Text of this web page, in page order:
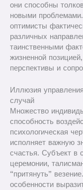
они способны
новыми
оптимисты
различных
таинственными
жизненной
перспективы и
Иллюзия
случай
Множество
способность
психологическая
исполняет важную
счастья. Субъект в
церемонии,
“притянуть”
особенности